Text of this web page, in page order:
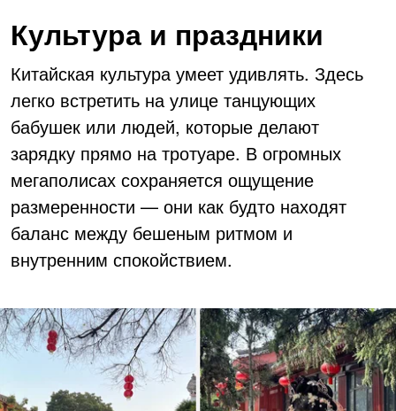
Культура и праздники
Китайская культура умеет удивлять. Здесь
легко встретить на улице танцующих
бабушек или людей, которые делают
зарядку прямо на тротуаре. В огромных
мегаполисах сохраняется ощущение
размеренности — они как будто находят
баланс между бешеным ритмом и
внутренним спокойствием.